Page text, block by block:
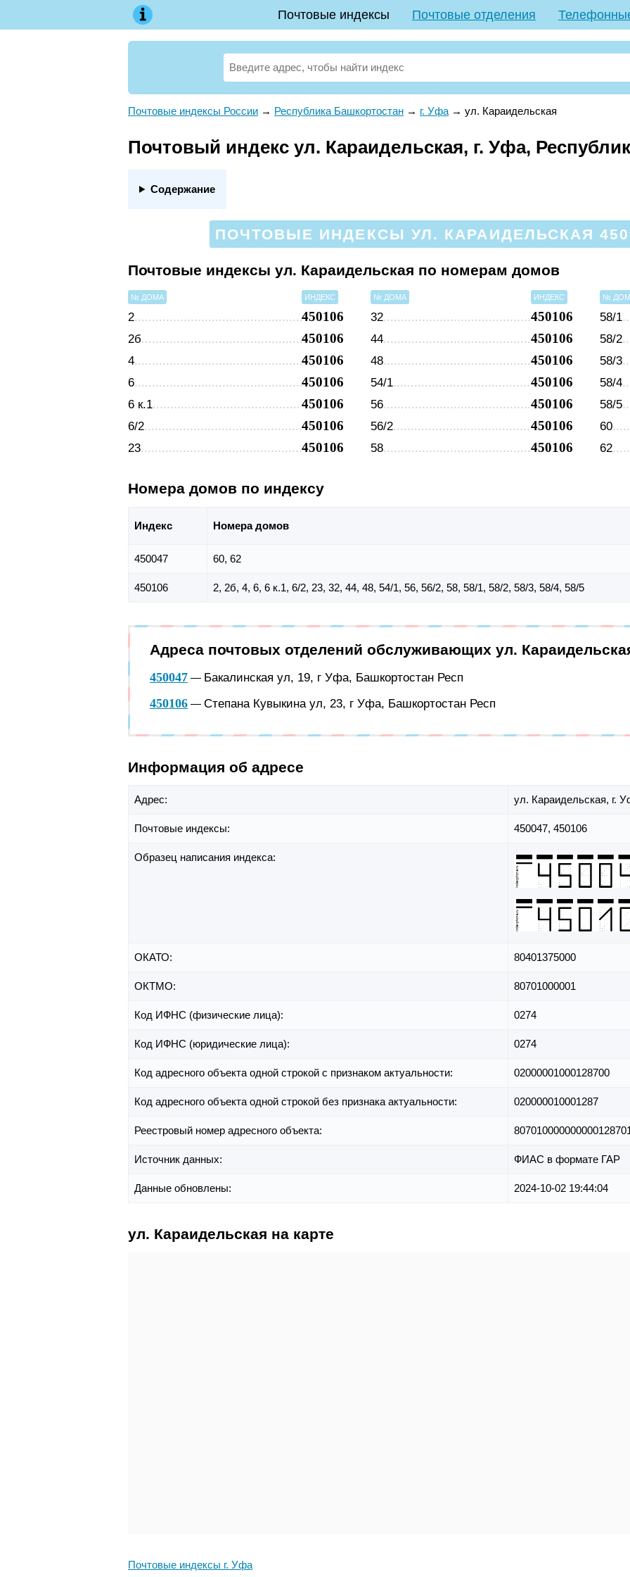
Почтовые индексы Почтовые отделения
Почтовые индексы России → Республика Башкортостан → г. Уфа → ул. Караидельская
Почтовый индекс ул. Караидельская, г. Уфа,
Содержание
ПОЧТОВЫЕ ИНДЕКСЫ УЛ. КАРАИДЕЛЬСКАЯ
Почтовые индексы ул. Караидельская по номерам домов
№ ДОМА ИНДЕКС
2 450106
2б 450106
4 450106
6 450106
6 к.1 450106
6/2 450106
23 450106
№ ДОМА ИНДЕКС
32 450106
44 450106
48 450106
54/1 450106
56 450106
56/2 450106
58 450106
№
58/1
58/2
58/3
58/4
58/5
60
62
Номера домов по индексу
Индекс Номера домов
450047 60, 62
450106 2, 2б, 4, 6, 6 к.1, 6/2, 23, 32, 44, 48, 54/1, 56, 56/2, 58, 58/1, 58/2, 58/3, 58/4, 58/5
Адреса почтовых отделений обслуживающих ул.
450047 — Бакалинская ул, 19, г Уфа, Башкортостан Респ
450106 — Степана Кувыкина ул, 23, г Уфа, Башкортостан Респ
Информация об адресе
Адрес: ул. Караидельская, г.
Почтовые индексы: 450047, 450106
Образец написания индекса:
ОКАТО: 80401375000
ОКТМО: 80701000001
Код ИФНС (физические лица): 0274
Код ИФНС (юридические лица): 0274
Код адресного объекта одной строкой с признаком актуальности: 02000001000128700
Код адресного объекта одной строкой без признака актуальности: 020000010001287
Реестровый номер адресного объекта:
Источник данных: ФИАС в формате ГАР
Данные обновлены: 2024-10-02 19:44:04
ул. Караидельская на карте
Почтовые индексы г. Уфа